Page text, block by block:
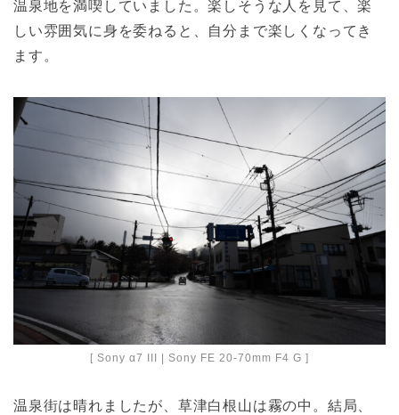
温泉地を満喫していました。楽しそうな人を見て、楽
しい雰囲気に身を委ねると、自分まで楽しくなってき
ます。
[ Sony α7 III | Sony FE 20-70mm F4 G ]
温泉街は晴れましたが、草津白根山は霧の中。結局、